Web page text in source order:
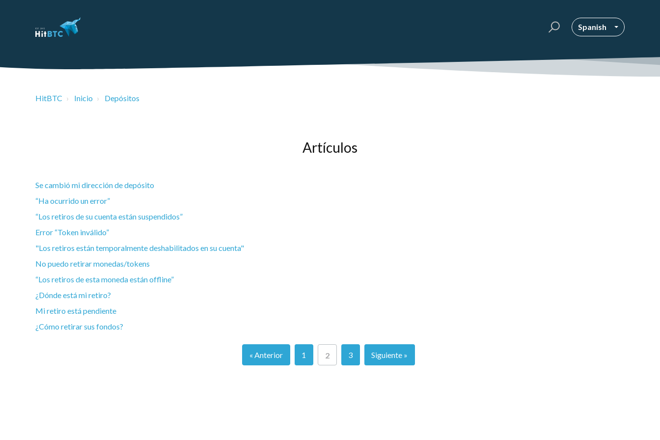
Spanish
HitBTC Inicio Depósitos
Artículos
Se cambió mi dirección de depósito
“Ha ocurrido un error”
“Los retiros de su cuenta están suspendidos”
Error “Token inválido”
"Los retiros están temporalmente deshabilitados en su cuenta"
No puedo retirar monedas/tokens
“Los retiros de esta moneda están offline”
¿Dónde está mi retiro?
Mi retiro está pendiente
¿Cómo retirar sus fondos?
« Anterior 1 2 3 Siguiente »